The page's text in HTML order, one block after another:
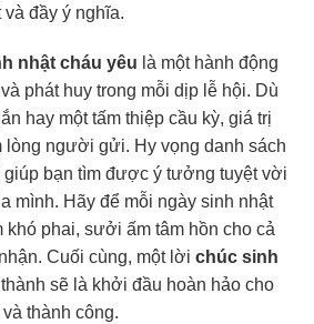
và đầy ý nghĩa.
nhật cháu yêu là một hành động
phát huy trong mỗi dịp lễ hội. Dù
hay một tấm thiệp cầu kỳ, giá trị
lòng người gửi. Hy vọng danh sách
giúp bạn tìm được ý tưởng tuyệt vời
mình. Hãy để mỗi ngày sinh nhật
khó phai, sưởi ấm tâm hồn cho cả
Cuối cùng, một lời chúc sinh
sẽ là khởi đầu hoàn hảo cho
thành công.